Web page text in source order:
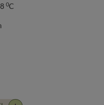
0C